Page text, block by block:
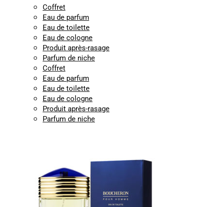
Coffret
Eau de parfum
Eau de toilette
Eau de cologne
Produit après-rasage
Parfum de niche
Coffret
Eau de parfum
Eau de toilette
Eau de cologne
Produit après-rasage
Parfum de niche